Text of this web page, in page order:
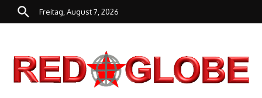
Zum Inhalt springen
Freitag, August 7, 2026